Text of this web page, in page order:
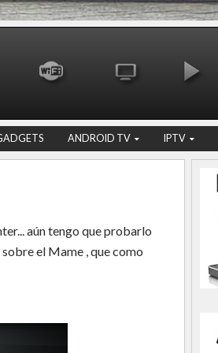
ANDROID TV IPTV
aún tengo que probarlo
el Mame , que como